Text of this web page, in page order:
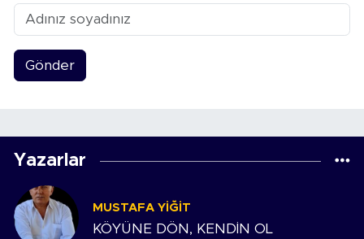
Gönder
Yazarlar
MUSTAFA YIĞIT
KÖYÜNE DÖN, KENDİN OL